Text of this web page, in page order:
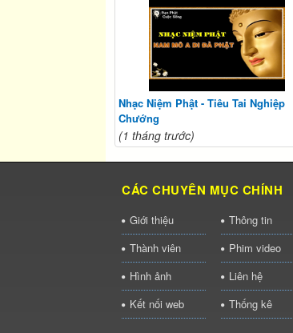
Nhạc Niệm Phật - Tiêu Tai Nghiệp
Chướng
(1 tháng trước)
CÁC CHUYÊN MỤC CHÍNH
Giới thiệu
Thông tin
Thành viên
Phim video
Hình ảnh
Liên hệ
Kết nối web
Thống kê